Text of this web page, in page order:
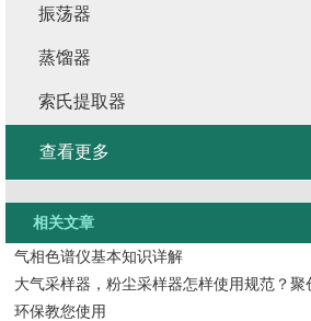
振荡器
蒸馏器
索氏提取器
查看更多
相关文章
气相色谱仪基本知识详解
大气采样器，粉尘采样器怎样使用规范？聚
环保教您使用